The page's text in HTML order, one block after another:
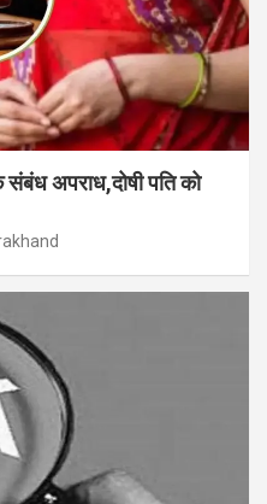
संबंध अपराध,दोषी पति को